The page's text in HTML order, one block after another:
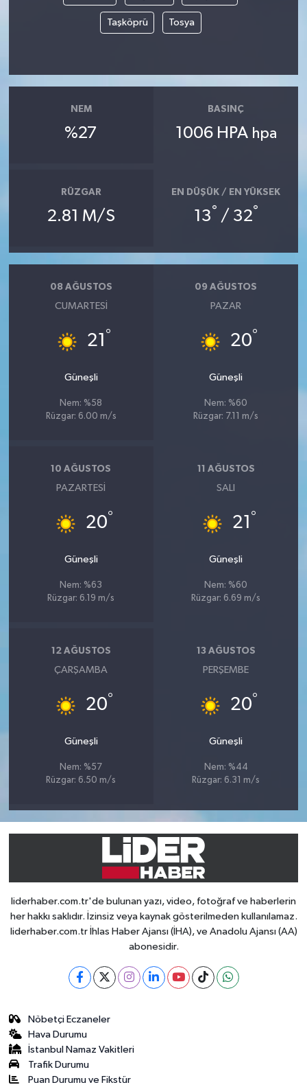
Taşköprü Tosya
NEM
%27
BASINÇ
1006 HPA hpa
RÜZGAR
2.81 M/S
EN DÜŞÜK / EN YÜKSEK
13° / 32°
08 AĞUSTOS
CUMARTESI
21 °
Güneşli
Nem: %58
Rüzgar: 6.00 m/s
09 AĞUSTOS
PAZAR
20°
Güneşli
Nem: %60
Rüzgar: 7.11 m/s
10 AĞUSTOS
PAZARTESI
20°
Güneşli
Nem: %63
Rüzgar: 6.19 m/s
11 AĞUSTOS
SALI
21 °
Güneşli
Nem: %60
Rüzgar: 6.69 m/s
12 AĞUSTOS
ÇARŞAMBA
20°
Güneşli
Nem: %57
Rüzgar: 6.50 m/s
13 AĞUSTOS
PERŞEMBE
20°
Güneşli
Nem: %44
Rüzgar: 6.31 m/s
liderhaber.com.tr'de bulunan yazı, video, fotoğraf ve haberlerin
her hakkı saklıdır. İzinsiz veya kaynak gösterilmeden kullanılamaz.
liderhaber.com.tr İhlas Haber Ajansı (İHA), ve Anadolu Ajansı (AA)
abonesidir.
Nöbetçi Eczaneler
Hava Durumu
İstanbul Namaz Vakitleri
Trafik Durumu
Puan Durumu ve Fikstür